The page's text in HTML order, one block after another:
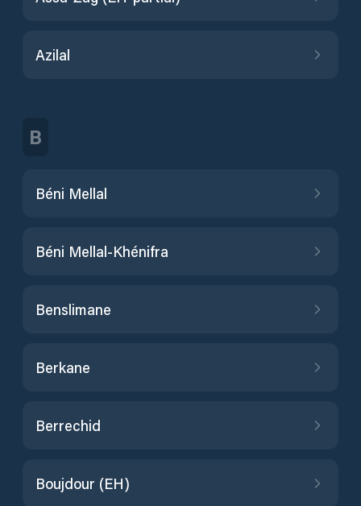
Azilal
B
Béni Mellal
Béni Mellal-Khénifra
Benslimane
Berkane
Berrechid
Boujdour (EH)